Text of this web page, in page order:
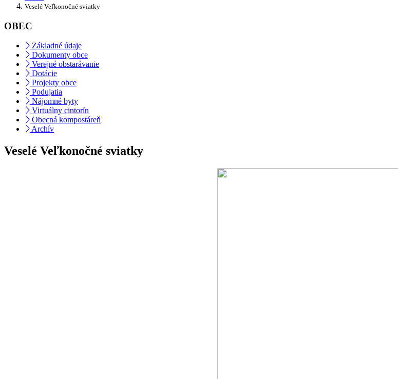
Veselé Veľkonočné sviatky
OBEC
Základné údaje
Dokumenty obce
Verejné obstarávanie
Dotácie
Projekty obce
Podujatia
Nájomné byty
Virtuálny cintorín
Obecná kompostáreň
Archív
Veselé Veľkonočné sviatky